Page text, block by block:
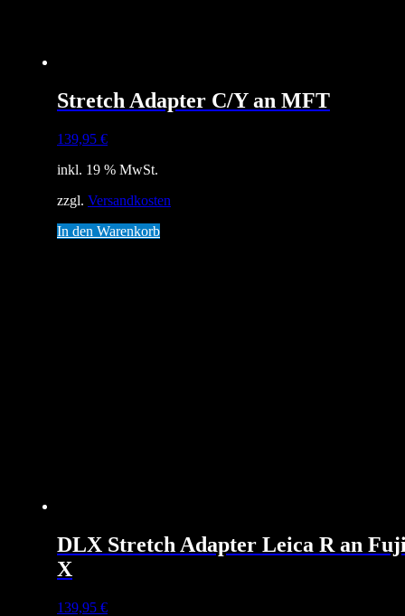
Stretch Adapter C/Y an MFT
139,95 €
inkl. 19 % MwSt.
zzgl. Versandkosten
In den Warenkorb
DLX Stretch Adapter Leica R an
X
139,95 €